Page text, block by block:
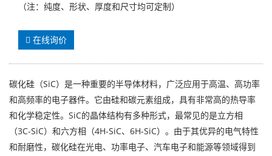
（注：纯度、形状、厚度和尺寸均可定制）
在线询价
碳化硅（SiC）是一种重要的半导体材料，广泛应用于高温、高功率
和高频率的电子器件。它由硅和碳元素组成，具有非常高的热导率
和化学稳定性。SiC的晶体结构有多种形式，最常见的是立方相
（3C-SiC）和六方相（4H-SiC、6H-SiC）。由于其优异的电气特性
和耐磨性，碳化硅在光电、功率电子、汽车电子和能源等领域得到